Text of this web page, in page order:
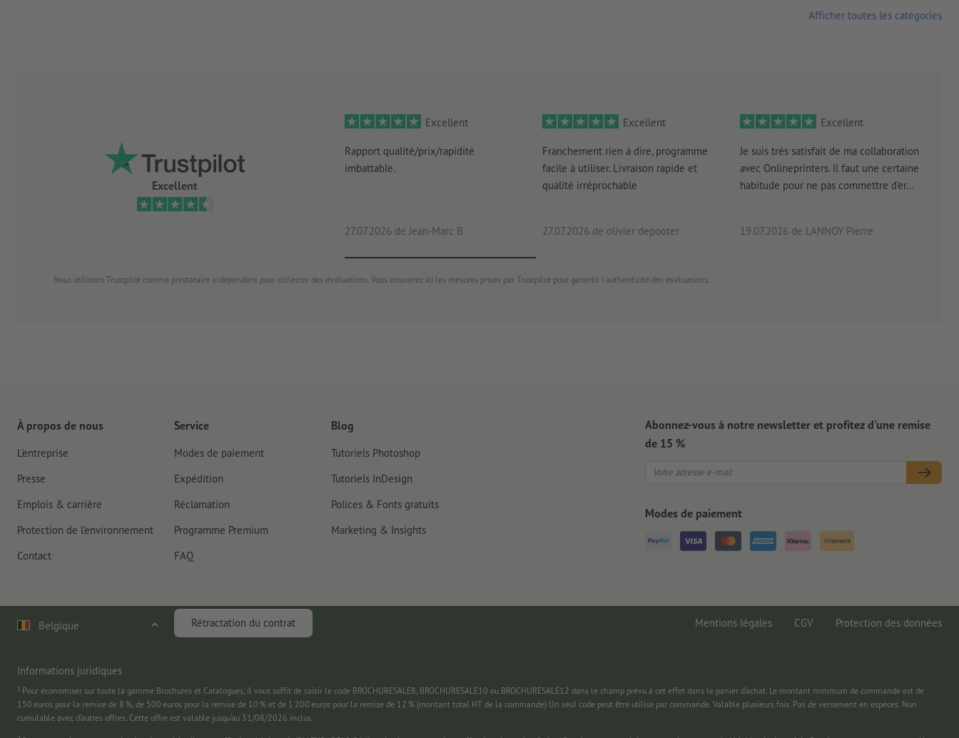
Excellent
Excellent
Rapport qualité/prix/rapidité
imbattable.
27.07.2026 de Jean-Marc B
Excellent
Franchement rien à dire, programme
facile à utiliser. Livraison rapide et
qualité irréprochable
27.07.2026 de olivier depooter
Excellent
Je suis très satisfait de ma collaboration
avec Onlineprinters. Il faut une certaine
habitude pour ne pas commettre d'er...
19.07.2026 de LANNOY Pierre
Nous utilisons Trustpilot comme prestataire indépendant pour collecter des évaluations. Vous trouverez ici les mesures prises par Trustpilot pour garantir l'authenticité des évaluations.
Afficher toutes les catégories
À propos de nous
L'entreprise
Presse
Emplois & carrière
Protection de l'environnement
Contact
Service
Modes de paiement
Expédition
Réclamation
Programme Premium
FAQ
Blog
Tutoriels Photoshop
Tutoriels InDesign
Polices & Fonts gratuits
Marketing & Insights
Abonnez-vous à notre newsletter et profitez d'une remise
de 15 %
Modes de paiement
Virement
Belgique Rétractation du contrat Mentions légales CGV Protection des données
Informations juridiques
1 Pour économiser sur toute la gamme Brochures et Catalogues, il vous suffit de saisir le code BROCHURESALE8, BROCHURESALE10 ou BROCHURESALE12 dans le champ prévu à cet effet dans le panier d’achat. Le montant minimum de commande est de
150 euros pour la remise de 8 %, de 500 euros pour la remise de 10 % et de 1 200 euros pour la remise de 12 % (montant total HT de la commande) Un seul code peut être utilisé par commande. Valable plusieurs fois. Pas de versement en espèces. Non
cumulable avec d’autres offres. Cette offre est valable jusqu’au 31/08/2026 inclus.